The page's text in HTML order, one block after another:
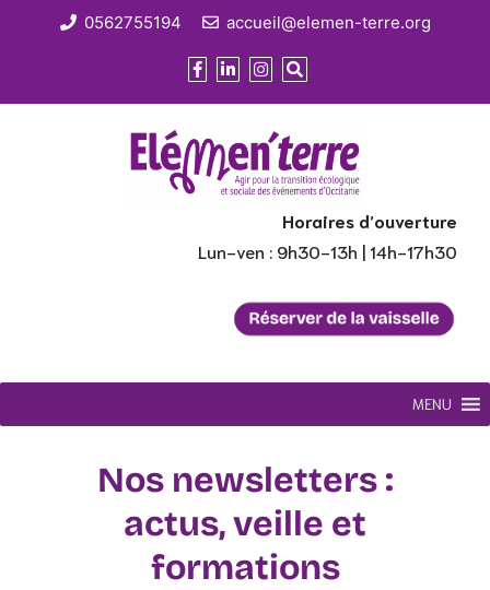
0562755194 accueil@elemen-terre.org
Horaires d’ouverture
Lun-ven : 9h30-13h | 14h-17h30
MENU
Nos newsletters :
actus, veille et
formations